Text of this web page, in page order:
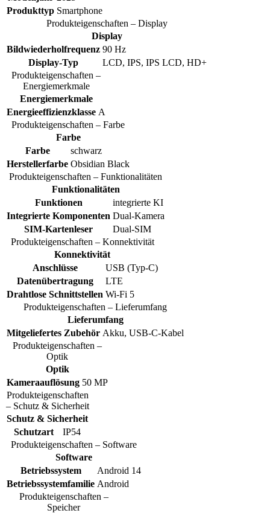
Produkttyp Smartphone
Produkteigenschaften – Display
Display
Bildwiederholfrequenz 90 Hz
Display-Typ
LCD, IPS, IPS LCD, HD+
Produkteigenschaften –
Energiemerkmale
Energiemerkmale
Energieeffizienzklasse A
Produkteigenschaften – Farbe
Farbe
Farbe
schwarz
Herstellerfarbe Obsidian Black
Produkteigenschaften – Funktionalitäten
Funktionalitäten
Funktionen
integrierte KI
Integrierte Komponenten Dual-Kamera
SIM-Kartenleser
Dual-SIM
Produkteigenschaften – Konnektivität
Konnektivität
Anschlüsse
USB (Typ-C)
Datenübertragung
LTE
Drahtlose Schnittstellen Wi-Fi 5
Produkteigenschaften – Lieferumfang
Lieferumfang
Mitgeliefertes Zubehör Akku, USB-C-Kabel
Produkteigenschaften –
Optik
Optik
Kameraauflösung 50 MP
Produkteigenschaften
– Schutz & Sicherheit
Schutz & Sicherheit
Schutzart
IP54
Produkteigenschaften – Software
Software
Betriebssystem
Android 14
Betriebssystemfamilie Android
Produkteigenschaften –
Speicher